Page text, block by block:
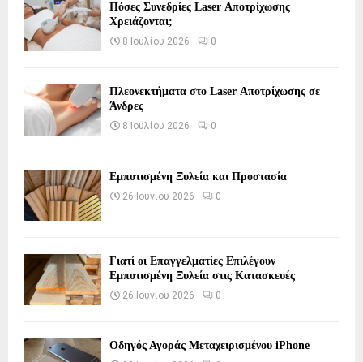
Πόσες Συνεδρίες Laser Αποτρίχωσης
Χρειάζονται;
8 Ιουλίου 2026 0
Πλεονεκτήματα στο Laser Αποτρίχωσης σε
Άνδρες
8 Ιουλίου 2026 0
Εμποτισμένη Ξυλεία και Προστασία
26 Ιουνίου 2026 0
Γιατί οι Επαγγελματίες Επιλέγουν
Εμποτισμένη Ξυλεία στις Κατασκευές
26 Ιουνίου 2026 0
Οδηγός Αγοράς Μεταχειρισμένου iPhone